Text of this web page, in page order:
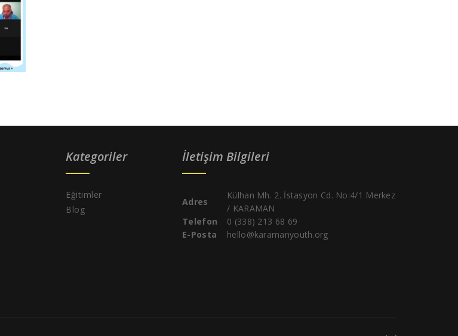
Kategoriler
Eğitimler
Blog
İletişim Bilgileri
Adres
Külhan Mh. 2. İstasyon Cd. No:4/1 Merkez
/ KARAMAN
Telefon
0 (338) 213 68 69
E-Posta
hello@karamanyouth.org